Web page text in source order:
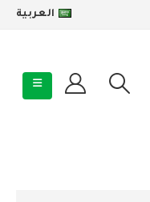
العربية